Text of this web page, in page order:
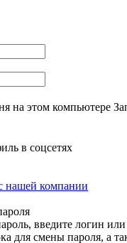
на этом компьютере
в соцсетях
нашей компании
введите логин
для смены пароля, а